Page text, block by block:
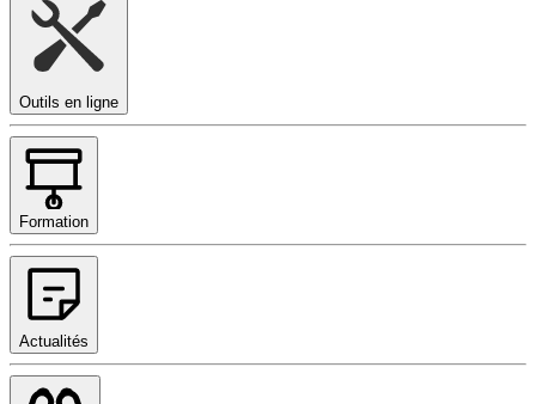
Outils en ligne
Formation
Actualités